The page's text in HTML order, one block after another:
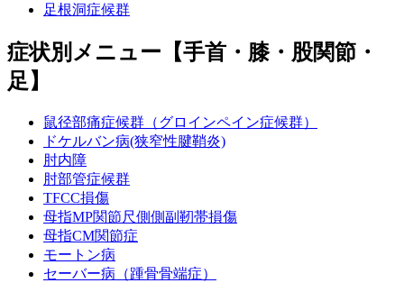
足根洞症候群
症状別メニュー【手首・膝・股関節・
足】
鼠径部痛症候群（グロインペイン症候群）
ドケルバン病(狭窄性腱鞘炎)
肘内障
肘部管症候群
TFCC損傷
母指MP関節尺側側副靭帯損傷
母指CM関節症
モートン病
セーバー病（踵骨骨端症）